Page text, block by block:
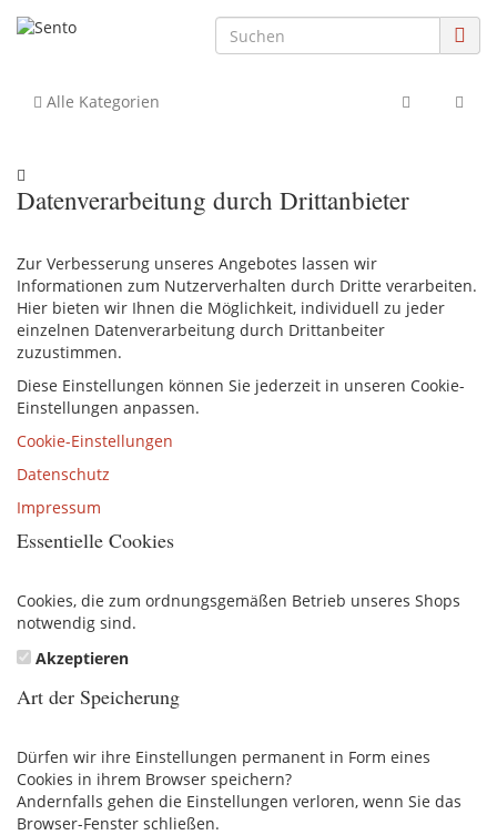
Alle Kategorien
Datenverarbeitung durch Drittanbieter
Zur Verbesserung unseres Angebotes lassen wir
Informationen zum Nutzerverhalten durch Dritte verarbeiten.
Hier bieten wir Ihnen die Möglichkeit, individuell zu jeder
einzelnen Datenverarbeitung durch Drittanbeiter
zuzustimmen.
Diese Einstellungen können Sie jederzeit in unseren Cookie-
Einstellungen anpassen.
Cookie-Einstellungen
Datenschutz
Impressum
Essentielle Cookies
Cookies, die zum ordnungsgemäßen Betrieb unseres Shops
notwendig sind.
Akzeptieren
Art der Speicherung
Dürfen wir ihre Einstellungen permanent in Form eines
Cookies in ihrem Browser speichern?
Andernfalls gehen die Einstellungen verloren, wenn Sie das
Browser-Fenster schließen.